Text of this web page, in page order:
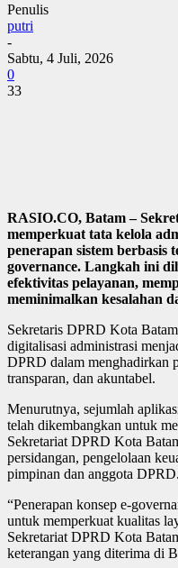
Penulis
putri
-
Sabtu, 4 Juli, 2026
0
33
RASIO.CO, Batam –
memperkuat tata kelola
penerapan sistem berbasis
governance. Langkah ini
efektivitas pelayanan,
meminimalkan kesalahan
Sekretaris DPRD Kota
digitalisasi administrasi
DPRD dalam menghadirkan
transparan, dan akuntabel.
Menurutnya, sejumlah
telah dikembangkan untuk
Sekretariat DPRD Kota
persidangan, pengelolaan
pimpinan dan anggota DPRD.
“Penerapan konsep e-
untuk memperkuat kualitas
Sekretariat DPRD Kota
keterangan yang diterima di